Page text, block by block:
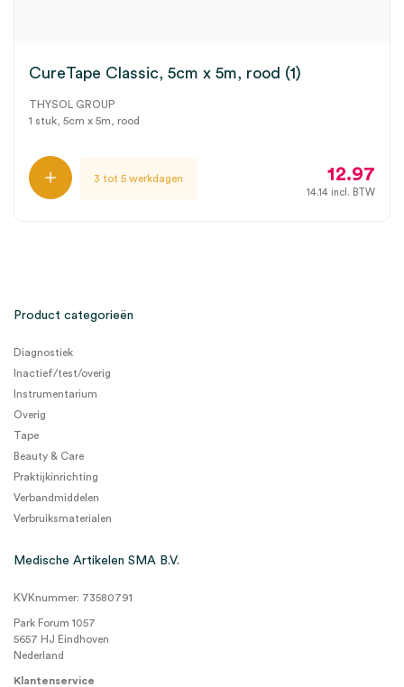
CureTape Classic, 5cm x 5m, rood (1)
THYSOL GROUP
1 stuk, 5cm x 5m, rood
3 tot 5 werkdagen 12.97
14.14 incl. BTW
Product categorieën
Diagnostiek
Inactief/test/overig
Instrumentarium
Overig
Tape
Beauty & Care
Praktijkinrichting
Verbandmiddelen
Verbruiksmaterialen
Medische Artikelen SMA B.V.
KVKnummer: 73580791
Park Forum 1057
5657 HJ Eindhoven
Nederland
Klantenservice